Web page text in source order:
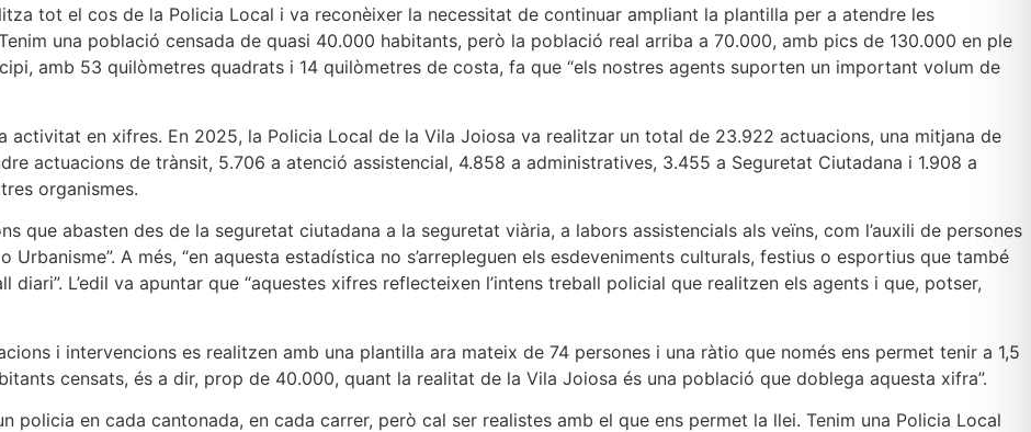
tot el cos de la Policia Local i va reconèixer la necessitat de continuar ampliant la plantilla per a atendre les
una població censada de quasi 40.000 habitants, però la població real arriba a 70.000, amb pics de 130.000 en ple
amb 53 quilòmetres quadrats i 14 quilòmetres de costa, fa que “els nostres agents suporten un important volum de
en xifres. En 2025, la Policia Local de la Vila Joiosa va realitzar un total de 23.922 actuacions, una mitjana de
actuacions de trànsit, 5.706 a atenció assistencial, 4.858 a administratives, 3.455 a Seguretat Ciutadana i 1.908 a
organismes.
que abasten des de la seguretat ciutadana a la seguretat viària, a labors assistencials als veïns, com l’auxili de persones
A més, “en aquesta estadística no s’arrepleguen els esdeveniments culturals, festius o esportius que també
L’edil va apuntar que “aquestes xifres reflecteixen l’intens treball policial que realitzen els agents i que, potser,
i intervencions es realitzen amb una plantilla ara mateix de 74 persones i una ràtio que només ens permet tenir a 1,5
censats, és a dir, prop de 40.000, quant la realitat de la Vila Joiosa és una població que doblega aquesta xifra”.
policia en cada cantonada, en cada carrer, però cal ser realistes amb el que ens permet la llei. Tenim una Policia Local